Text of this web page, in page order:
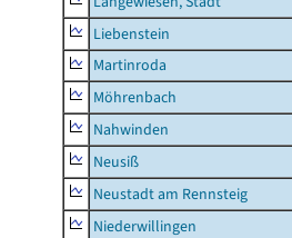
Liebenstein
Martinroda
Möhrenbach
Nahwinden
Neusiß
Neustadt am Rennsteig
Niederwillingen